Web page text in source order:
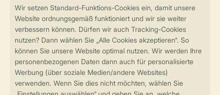
Sicherstellung Deiner Privatsphäre
Sicher und schnell zur Online-Buchung
Sichere Datenübertragung
Sicheres Bezahlen